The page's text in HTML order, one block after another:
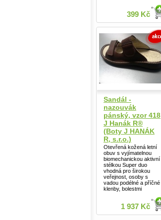
399 Kč
Sandál -
nazouvák
pánský, vzor 418
J Hanák R®
(Boty J HANÁK
R, s.r.o.)
Otevřená kožená letní
obuv s vyjímatelnou
biomechanickou aktivní
stélkou Super duo
vhodná pro širokou
veřejnost, osoby s
vadou podélné a příčné
klenby, bolestmi
1 937 Kč